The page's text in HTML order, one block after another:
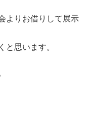
よりお借りして展示
と思います。